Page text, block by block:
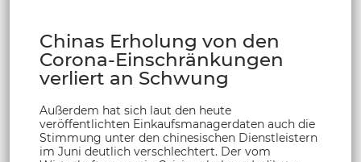
Chinas Erholung von den
Corona-Einschränkungen
verliert an Schwung
Außerdem hat sich laut den heute
veröffentlichten Einkaufsmanagerdaten auch die
Stimmung unter den chinesischen Dienstleistern
im Juni deutlich verschlechtert. Der vom